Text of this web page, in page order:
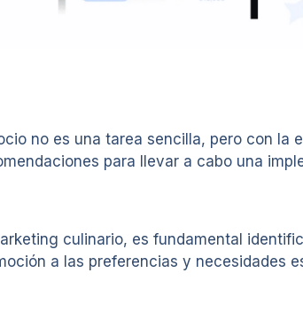
no es una tarea sencilla, pero con
para llevar a cabo una
culinario, es fundamental
a las preferencias y necesidades